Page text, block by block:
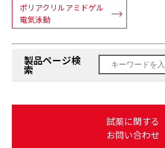
ポリアクリルアミドゲル
電気泳動
製品ページ検
索
試薬に関する
お問い合わせ